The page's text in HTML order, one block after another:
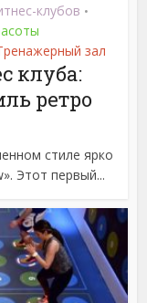
клубов •
зал
клуба:
ретро
стиле ярко
Этот первый...